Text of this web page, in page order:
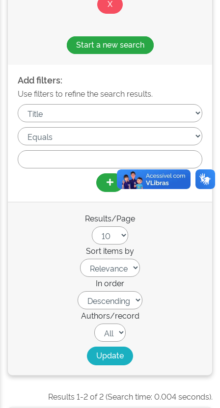
Start a new search
Add filters:
Use filters to refine the search results.
Results/Page
Sort items by
In order
Authors/record
Results 1-2 of 2 (Search time: 0.004 seconds).